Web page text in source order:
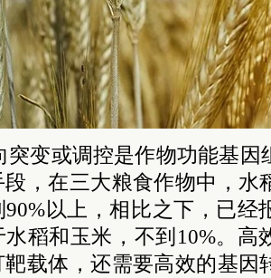
突变或调控是作物功能基因
，在三大粮食作物中，水
以上，相比之下，已经
稻和玉米，不到10%。高
载体，还需要高效的基因